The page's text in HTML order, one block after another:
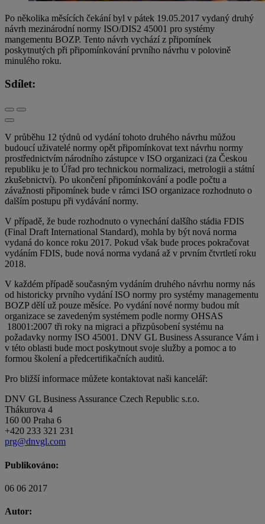
Po několika měsících čekání byl v pátek 19.05.2017 vydaný druhý
návrh mezinárodní normy ISO/DIS2 45001 pro systémy
mangementu BOZP. Tento návrh vychází z připomínek
poskytnutých při připomínkování prvního návrhu v polovině
minulého roku.
Sdílet:
V průběhu 12 týdnů od vydání tohoto druhého návrhu můžou
budoucí uživatelé normy opět připomínkovat text návrhu normy
prostřednictvím národního zástupce v ISO organizaci (za Českou
republiku je to Úřad pro technickou normalizaci, metrologii a státní
zkušebnictví). Po ukončení připomínkování a podle počtu a
závažnosti připomínek bude v rámci ISO organizace rozhodnuto o
dalším postupu při vydávání normy.
V případě, že bude rozhodnuto o vynechání dalšího stádia FDIS
(Final Draft International Standard), mohla by být nová norma
vydaná do konce roku 2017. Pokud však bude proces pokračovat
vydáním FDIS, bude nová norma vydaná až v prvním čtvrtletí roku
2018.
V každém případě současným vydáním druhého návrhu normy nás
od historicky prvního vydání ISO normy pro systémy managementu
BOZP dělí už pouze měsíce. Po vydání nové normy budou mít
organizace se zavedeným systémem podle normy OHSAS
18001:2007 tři roky na migraci a přizpůsobení systému na
požadavky normy ISO 45001. DNV GL Business Assurance Vám i
v této oblasti bude moct poskytnout svoje služby a pomoc a to
formou školení a předcertifikačních auditů.
Pro bližší informace můžete kontaktovat naši kancelář:
DNV GL Business Assurance Czech Republic s.r.o.
Thákurova 4
160 00 Praha 6
+420 233 321 231
prg@dnvgl.com
Publikováno:
06 06 2017
Autor: